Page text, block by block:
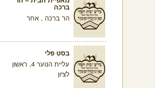
ברכה
הר ברכה , אחר
בסט פלי
עליית הנוער 4, ראשון
לציון